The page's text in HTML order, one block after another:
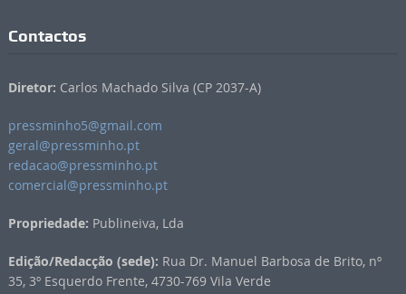
Contactos
Diretor: Carlos Machado Silva (CP 2037-A)
pressminho5@gmail.com
geral@pressminho.pt
redacao@pressminho.pt
comercial@pressminho.pt
Propriedade: Publineiva, Lda
Edição/Redacção (sede): Rua Dr. Manuel Barbosa de Brito, nº
35, 3º Esquerdo Frente, 4730-769 Vila Verde